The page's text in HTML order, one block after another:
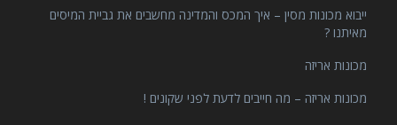
ייבוא מכונות מסין – איך המכס והמדינה מחשבים את גביית המיסים
מאיתנו ?
מכונות אריזה
מכונות אריזה – מה חייבים לדעת לפני שקונים !